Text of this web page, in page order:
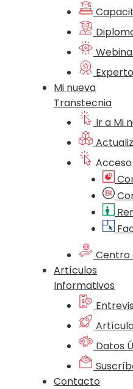
Mi nueva
Transtecnia
Ir a Mi
Centro
Artículos
Informativos
Datos
Contacto